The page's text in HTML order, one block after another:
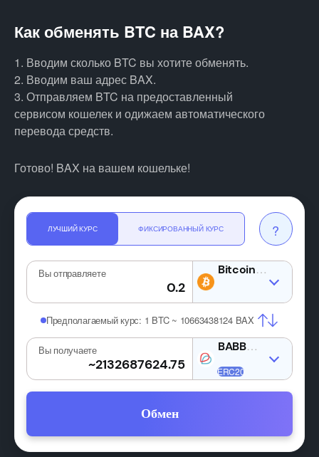
Как обменять BTC на BAX?
1. Вводим сколько BTC вы хотите обменять.
2. Вводим ваш адрес BAX.
3. Отправляем BTC на предоставленный
сервисом кошелек и одижаем автоматического
перевода средств.
Готово! BAX на вашем кошельке!
ЛУЧШИЙ КУРС ФИКСИРОВАННЫЙ КУРС ?
Вы отправляете BTC
Предполагаемый курс: 1 BTC ~ 10663438124 BAX
Вы получаете BAX
Обмен